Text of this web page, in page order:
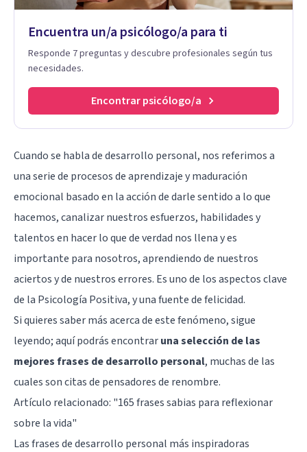
Encuentra un/a psicólogo/a para ti
Responde 7 preguntas y descubre profesionales según tus
necesidades.
Encontrar psicólogo/a
Cuando se habla de desarrollo personal, nos referimos a
una serie de procesos de aprendizaje y maduración
emocional basado en la acción de darle sentido a lo que
hacemos, canalizar nuestros esfuerzos, habilidades y
talentos en hacer lo que de verdad nos llena y es
importante para nosotros, aprendiendo de nuestros
aciertos y de nuestros errores. Es uno de los aspectos clave
de la Psicología Positiva, y una fuente de felicidad.
Si quieres saber más acerca de este fenómeno, sigue
leyendo; aquí podrás encontraruna selección de las
mejores frases de desarrollo personal, muchas de las
cuales son citas de pensadores de renombre.
Artículo relacionado: "165 frases sabias para reflexionar
sobre la vida"
Las frases de desarrollo personal más inspiradoras